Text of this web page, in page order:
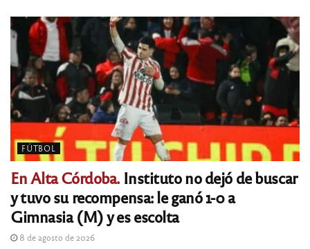
FÚTBOL
En Alta Córdoba.Instituto no dejó de buscar
y tuvo su recompensa: le ganó 1-0 a
Gimnasia (M) y es escolta
8 de agosto de 2026